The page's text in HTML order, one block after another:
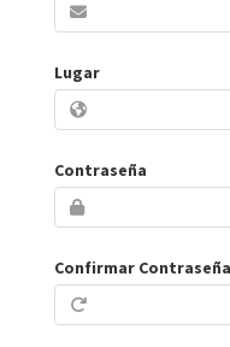
If you
are a
human,
ignore
field
Lugar
Contraseña
Confirmar Contraseña